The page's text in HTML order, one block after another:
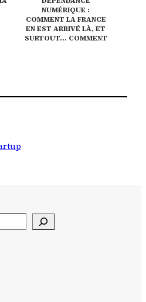
NUMÉRIQUE :
COMMENT LA FRANCE
EN EST ARRIVÉ LÀ, ET
SURTOUT… COMMENT